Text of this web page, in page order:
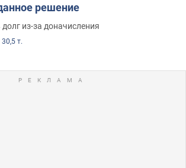
решение
из-за доначисления
30,5 т.